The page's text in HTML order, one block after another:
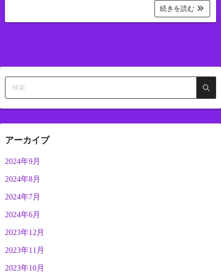
続きを読む
アーカイブ
2024年9月
2024年8月
2024年7月
2024年6月
2023年12月
2023年11月
2023年10月